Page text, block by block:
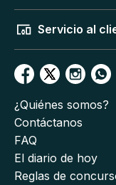
Servicio al
¿Quiénes somos?
Contáctanos
FAQ
El diario de hoy
Reglas de